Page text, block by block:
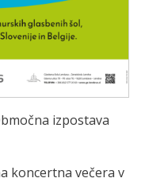
izpostava
koncertna večera v